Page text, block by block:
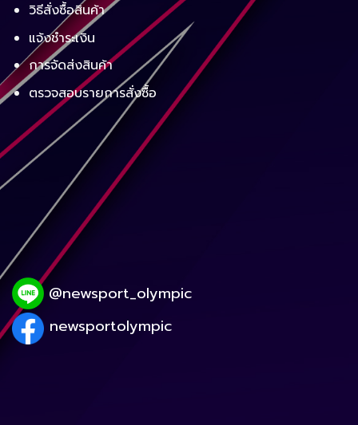
วิธีสั่งซื้อสินค้า
แจ้งชำระเงิน
การจัดส่งสินค้า
ตรวจสอบรายการสั่งซื้อ
@newsport_olympic
newsportolympic